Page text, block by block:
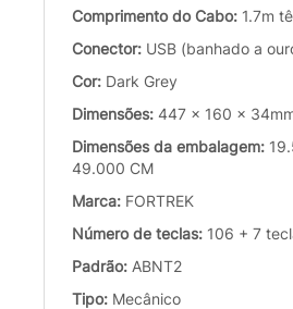
Comprimento do Cabo: 1.7m
Conector: USB (banhado a
Cor: Dark Grey
Dimensões: 447 x 160 x
Dimensões da embalagem:
49.000 CM
Marca: FORTREK
Número de teclas: 106 + 7
Padrão: ABNT2
Tipo: Mecânico